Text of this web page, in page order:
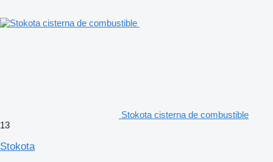
Stokota cisterna de combustible
13
Stokota